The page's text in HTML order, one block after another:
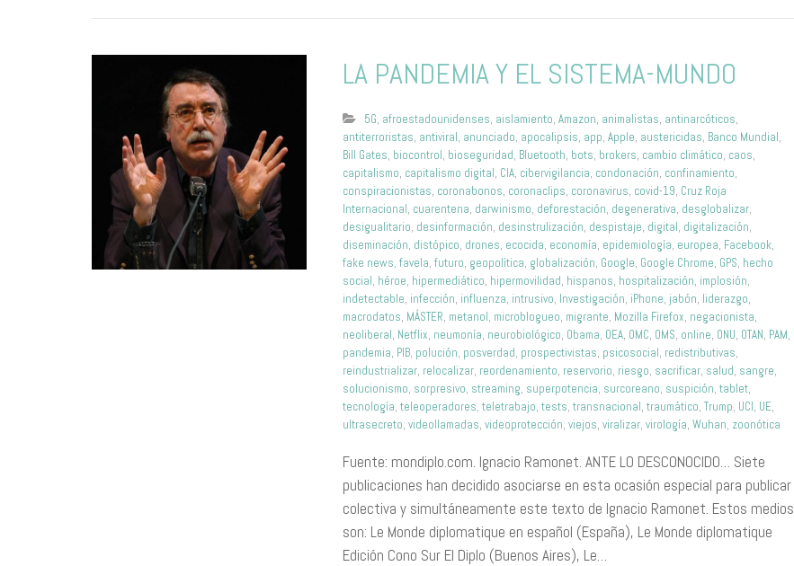
LA PANDEMIA Y EL SISTEMA-MUNDO
5G, afroestadounidenses, aislamiento,Amazon, animalistas, antinarcóticos,
antiterroristas, antiviral, anunciado, apocalipsis, app,Apple, austericidas, Banco Mundial,
Bill Gates, biocontrol, bioseguridad, Bluetooth, bots, brokers, cambio climático, caos,
capitalismo, capitalismo digital, CIA, cibervigilancia, condonación, confinamiento,
conspiracionistas, coronabonos, coronaclips, coronavirus, covid-19, Cruz Roja
Internacional, cuarentena, darwinismo, deforestación, degenerativa, desglobalizar,
desigualitario, desinformación, desinstrulización, despistaje, digital, digitalización,
diseminación, distópico, drones, ecocida, economía, epidemiología, europea, Facebook,
fake news,favela,futuro, geopolítica, globalización, Google, Google Chrome, GPS, hecho
social, héroe, hipermediático, hipermovilidad, hispanos, hospitalización, implosión,
indetectable, infección, influenza, intrusivo, Investigación, iPhone, jabón, liderazgo,
macrodatos, MÁSTER, metanol, microblogueo, migrante, Mozilla Firefox, negacionista,
neoliberal, Netflix, neumonía, neurobiológico, Obama, OEA, OMC, OMS, online, ONU, OTAN, PAM,
pandemia, PIB, polución, posverdad, prospectivistas, psicosocial, redistributivas,
reindustrializar, relocalizar, reordenamiento, reservorio, riesgo, sacrificar, salud, sangre,
solucionismo, sorpresivo, streaming, superpotencia, surcoreano, suspición,tablet,
tecnología,teleoperadores,teletrabajo,tests,transnacional,traumático,Trump, UCI, UE,
ultrasecreto,videollamadas,videoprotección,viejos,viralizar,virología,Wuhan, zoonótica
Fuente: mondiplo.com. Ignacio Ramonet. ANTE LO DESCONOCIDO… Siete
publicaciones han decidido asociarse en esta ocasión especial para publicar
colectiva y simultáneamente este texto de Ignacio Ramonet. Estos medios
son: Le Monde diplomatique en español (España), Le Monde diplomatique
Edición Cono Sur El Diplo (Buenos Aires), Le…